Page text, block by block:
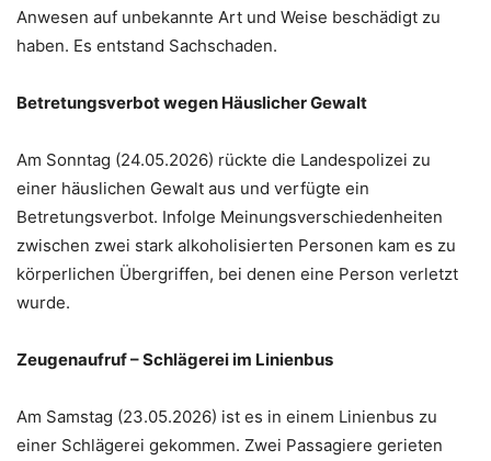
Anwesen auf unbekannte Art und Weise beschädigt zu
haben. Es entstand Sachschaden.
Betretungsverbot wegen Häuslicher Gewalt
Am Sonntag (24.05.2026) rückte die Landespolizei zu
einer häuslichen Gewalt aus und verfügte ein
Betretungsverbot. Infolge Meinungsverschiedenheiten
zwischen zwei stark alkoholisierten Personen kam es zu
körperlichen Übergriffen, bei denen eine Person verletzt
wurde.
Zeugenaufruf – Schlägerei im Linienbus
Am Samstag (23.05.2026) ist es in einem Linienbus zu
einer Schlägerei gekommen. Zwei Passagiere gerieten